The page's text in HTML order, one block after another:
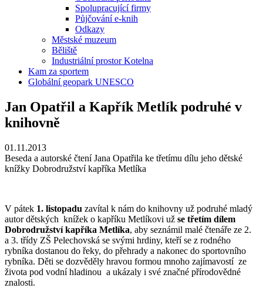
Spolupracující firmy
Půjčování e-knih
Odkazy
Městské muzeum
Běliště
Industriální prostor Kotelna
Kam za sportem
Globální geopark UNESCO
Jan Opatřil a Kapřík Metlík podruhé v
knihovně
01.11.2013
Beseda a autorské čtení Jana Opatřila ke třetímu dílu jeho dětské
knížky Dobrodružství kapříka Metlíka
V pátek 1. listopadu zavítal k nám do knihovny už podruhé mladý
autor dětských knížek o kapříku Metlíkovi už se třetím dílem
Dobrodružství kapříka Metlíka, aby seznámil malé čtenáře ze 2.
a 3. třídy ZŠ Pelechovská se svými hrdiny, kteří se z rodného
rybníka dostanou do řeky, do přehrady a nakonec do sportovního
rybníka. Děti se dozvěděly hravou formou mnoho zajímavostí ze
života pod vodní hladinou a ukázaly i své značné přírodovědné
znalosti.